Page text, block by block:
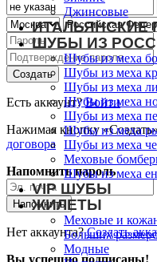
Джинсовые
ИТАЛЬЯНСКИЕ
ШУБЫ ИЗ
Шубы из меха
Шубы из меха
Шубы из меха
Шубы из меха
Шубы из меха
Шубы из меха
Шубы из меха
Меховые
Шубы из меха
VIP ШУБЫ
ЖИЛЕТЫ
Меховые и
Больших
Модные
Есть аккаунт?Войти
Нажимая кнопку
договора
Напомнить пароль
Нет аккаунта?Создать
Вы успешно подписаны!